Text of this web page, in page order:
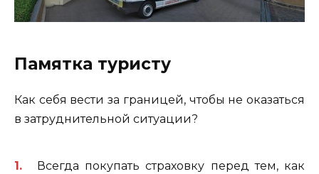
Памятка туристу
Как себя вести за границей, чтобы не оказаться
в затруднительной ситуации?
Всегда покупать страховку перед тем, как